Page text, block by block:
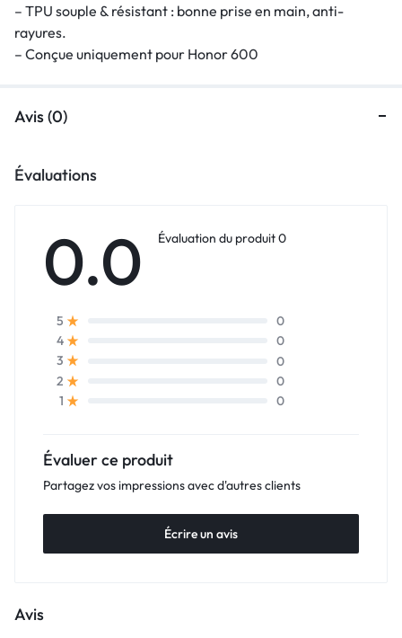
– TPU souple & résistant : bonne prise en main, anti-
rayures.
– Conçue uniquement pour Honor 600
Avis (0)
Évaluations
0.0 Évaluation du produit 0
5
0
4
0
3
0
2
0
1
0
Évaluer ce produit
Partagez vos impressions avec d'autres clients
Écrire un avis
Avis